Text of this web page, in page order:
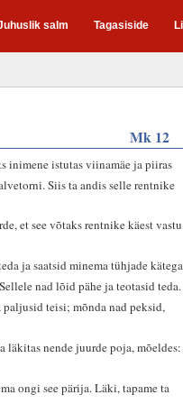
salm Tagasiside
Mk 12
inimene istutas viinamäe ja piiras
Siis ta andis selle rentnike
et see võtaks rentnike käest vastu
ja saatsid minema tühjade
nad lõid pähe ja teotasid teda.
teisi; mõnda nad peksid,
läkitas nende juurde poja, mõeldes:
ongi see pärija. Läki, tapame ta